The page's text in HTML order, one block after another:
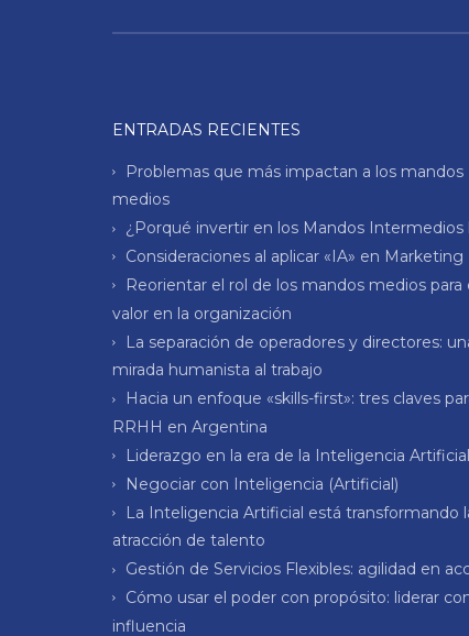
ENTRADAS RECIENTES
Problemas que más impactan a los mandos
medios
¿Porqué invertir en los Mandos Intermedios
Consideraciones al aplicar «IA» en Marketing
Reorientar el rol de los mandos medios para
valor en la organización
La separación de operadores y directores:
mirada humanista al trabajo
Hacia un enfoque «skills-first»: tres claves
RRHH en Argentina
Liderazgo en la era de la Inteligencia Artificial
Negociar con Inteligencia (Artificial)
La Inteligencia Artificial está transformando
atracción de talento
Gestión de Servicios Flexibles: agilidad en
Cómo usar el poder con propósito: liderar
influencia